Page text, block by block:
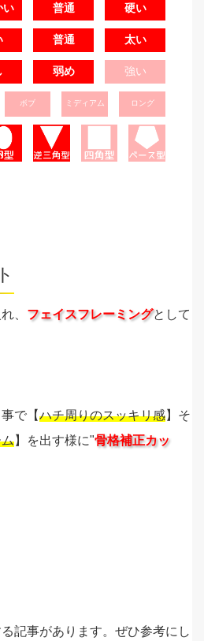
い 普通 硬い
普通 太い
弱め 強い
ボブ ミディアム ロング
、 フェイスフレーミングとして
で【ハチ周りのスッキリ感】そ
】を出す様に"骨格補正カッ
記事があります。ぜひ参考にし